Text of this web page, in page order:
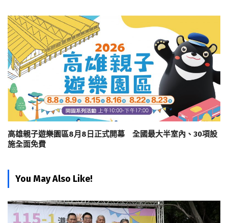
高雄親子遊樂園區8月8日正式開幕 全國最大半室內、30項設
施全面免費
You May Also Like!